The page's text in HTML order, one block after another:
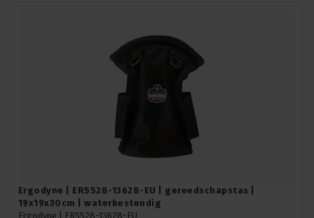
Ergodyne | ER5528-13628-EU | gereedschapstas |
19x19x30cm | waterbestendig
Ergodyne |
ER5528-13628-EU